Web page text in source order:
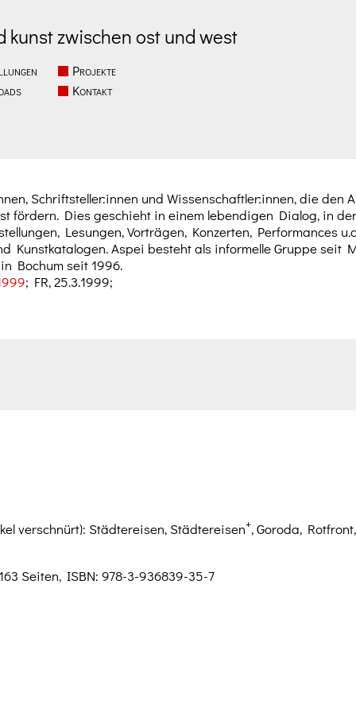
zwischen ost und west
Projekte
Kontakt
Schriftsteller:innen und Wissenschaftler:innen, die den
fördern. Dies geschieht in einem lebendigen Dialog, in der
Lesungen, Vorträgen, Konzerten, Performances
Kunstkatalogen. Aspei besteht als informelle Gruppe seit
Bochum seit 1996.
; FR, 25.3.1999;
verschnürt): Städtereisen, Städtereisen+, Goroda,
Seiten, ISBN: 978-3-936839-35-7